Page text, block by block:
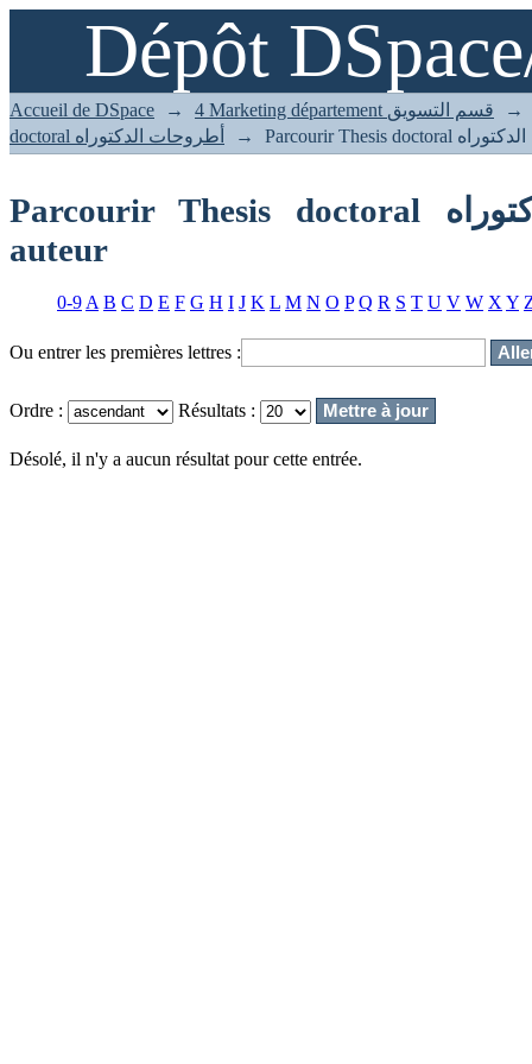
Dépôt
Accueil de DSpace → 4 Marketing département قسم التسويق
→
doctoral أطروحات الدكتوراه
→
Parcourir Thesis doctoral أطروحات الدكتوراه par
auteur
0-9 A B C D E F G H I J K L M N O P Q R S T U V W X Y
Ou entrer les premières lettres :
Ordre : Résultats :
Désolé, il n'y a aucun résultat pour cette entrée.